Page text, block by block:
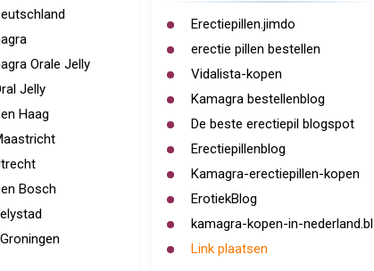
Orale Jelly
Jelly
Haag
Bosch
Erectiepillen.jimdo
erectie pillen bestellen
Vidalista-kopen
Kamagra bestellenblog
De beste erectiepil blogspot
Erectiepillenblog
Kamagra-erectiepillen-kopen
ErotiekBlog
kamagra-kopen-in-nederland.bl
Link plaatsen